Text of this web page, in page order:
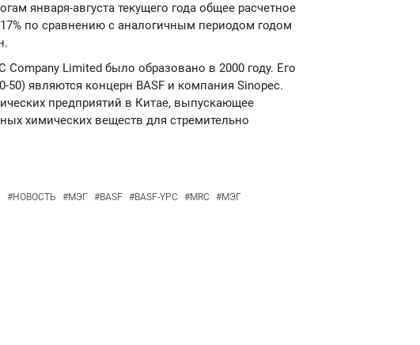
января-августа текущего года общее расчетное
по сравнению с аналогичным периодом годом
Company Limited было образовано в 2000 году. Его
являются концерн BASF и компания Sinopec.
предприятий в Китае, выпускающее
химических веществ для стремительно
#НОВОСТЬ #МЭГ #BASF #BASF-YPC #MRC #МЭГ